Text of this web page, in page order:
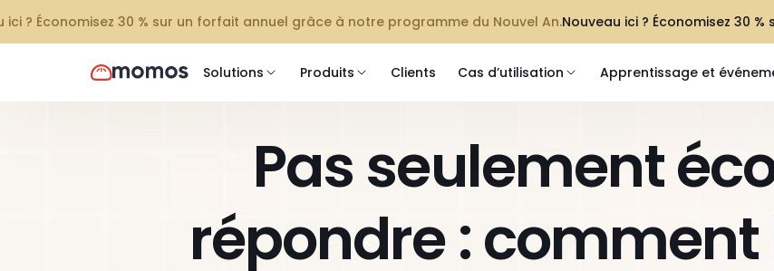
Pas seulement
répondre : comment
ici ? Économisez 30 % sur un forfait annuel grâce à notre programme du Nouvel An.Nouveau ici ? Économisez 30
Solutions Produits Clients Cas d’utilisation Apprentissage et